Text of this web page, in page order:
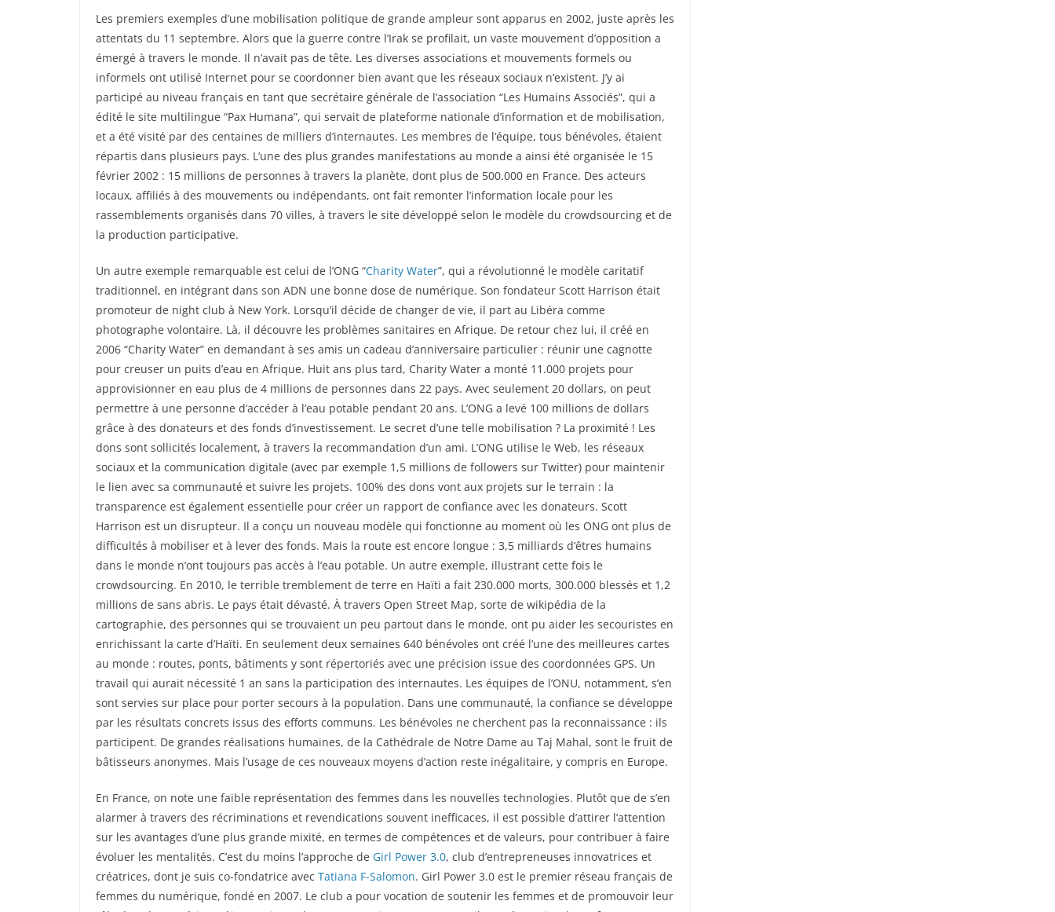
Les premiers exemples d’une mobilisation politique de grande ampleur sont apparus en 2002, juste après les
attentats du 11 septembre. Alors que la guerre contre l’Irak se profilait, un vaste mouvement d’opposition a
émergé à travers le monde. Il n’avait pas de tête. Les diverses associations et mouvements formels ou
informels ont utilisé Internet pour se coordonner bien avant que les réseaux sociaux n’existent. J’y ai
participé au niveau français en tant que secrétaire générale de l’association “Les Humains Associés”, qui a
édité le site multilingue “Pax Humana”, qui servait de plateforme nationale d’information et de mobilisation,
et a été visité par des centaines de milliers d’internautes. Les membres de l’équipe, tous bénévoles, étaient
répartis dans plusieurs pays. L’une des plus grandes manifestations au monde a ainsi été organisée le 15
février 2002 : 15 millions de personnes à travers la planète, dont plus de 500.000 en France. Des acteurs
locaux, affiliés à des mouvements ou indépendants, ont fait remonter l’information locale pour les
rassemblements organisés dans 70 villes, à travers le site développé selon le modèle du crowdsourcing et de
la production participative.
Un autre exemple remarquable est celui de l’ONG “Charity Water”, qui a révolutionné le modèle caritatif
traditionnel, en intégrant dans son ADN une bonne dose de numérique. Son fondateur Scott Harrison était
promoteur de night club à New York. Lorsqu’il décide de changer de vie, il part au Libéra comme
photographe volontaire. Là, il découvre les problèmes sanitaires en Afrique. De retour chez lui, il créé en
2006 “Charity Water” en demandant à ses amis un cadeau d’anniversaire particulier : réunir une cagnotte
pour creuser un puits d’eau en Afrique. Huit ans plus tard, Charity Water a monté 11.000 projets pour
approvisionner en eau plus de 4 millions de personnes dans 22 pays. Avec seulement 20 dollars, on peut
permettre à une personne d’accéder à l’eau potable pendant 20 ans. L’ONG a levé 100 millions de dollars
grâce à des donateurs et des fonds d’investissement. Le secret d’une telle mobilisation ? La proximité ! Les
dons sont sollicités localement, à travers la recommandation d’un ami. L’ONG utilise le Web, les réseaux
sociaux et la communication digitale (avec par exemple 1,5 millions de followers sur Twitter) pour maintenir
le lien avec sa communauté et suivre les projets. 100% des dons vont aux projets sur le terrain : la
transparence est également essentielle pour créer un rapport de confiance avec les donateurs. Scott
Harrison est un disrupteur. Il a conçu un nouveau modèle qui fonctionne au moment où les ONG ont plus de
difficultés à mobiliser et à lever des fonds. Mais la route est encore longue : 3,5 milliards d’êtres humains
dans le monde n’ont toujours pas accès à l’eau potable. Un autre exemple, illustrant cette fois le
crowdsourcing. En 2010, le terrible tremblement de terre en Haïti a fait 230.000 morts, 300.000 blessés et 1,2
millions de sans abris. Le pays était dévasté. À travers Open Street Map, sorte de wikipédia de la
cartographie, des personnes qui se trouvaient un peu partout dans le monde, ont pu aider les secouristes en
enrichissant la carte d’Haïti. En seulement deux semaines 640 bénévoles ont créé l’une des meilleures cartes
au monde : routes, ponts, bâtiments y sont répertoriés avec une précision issue des coordonnées GPS. Un
travail qui aurait nécessité 1 an sans la participation des internautes. Les équipes de l’ONU, notamment, s’en
sont servies sur place pour porter secours à la population. Dans une communauté, la confiance se développe
par les résultats concrets issus des efforts communs. Les bénévoles ne cherchent pas la reconnaissance : ils
participent. De grandes réalisations humaines, de la Cathédrale de Notre Dame au Taj Mahal, sont le fruit de
bâtisseurs anonymes. Mais l’usage de ces nouveaux moyens d’action reste inégalitaire, y compris en Europe.
En France, on note une faible représentation des femmes dans les nouvelles technologies. Plutôt que de s’en
alarmer à travers des récriminations et revendications souvent inefficaces, il est possible d’attirer l’attention
sur les avantages d’une plus grande mixité, en termes de compétences et de valeurs, pour contribuer à faire
évoluer les mentalités. C’est du moins l’approche de Girl Power 3.0, club d’entrepreneuses innovatrices et
créatrices, dont je suis co-fondatrice avec Tatiana F-Salomon. Girl Power 3.0 est le premier réseau français de
femmes du numérique, fondé en 2007. Le club a pour vocation de soutenir les femmes et de promouvoir leur